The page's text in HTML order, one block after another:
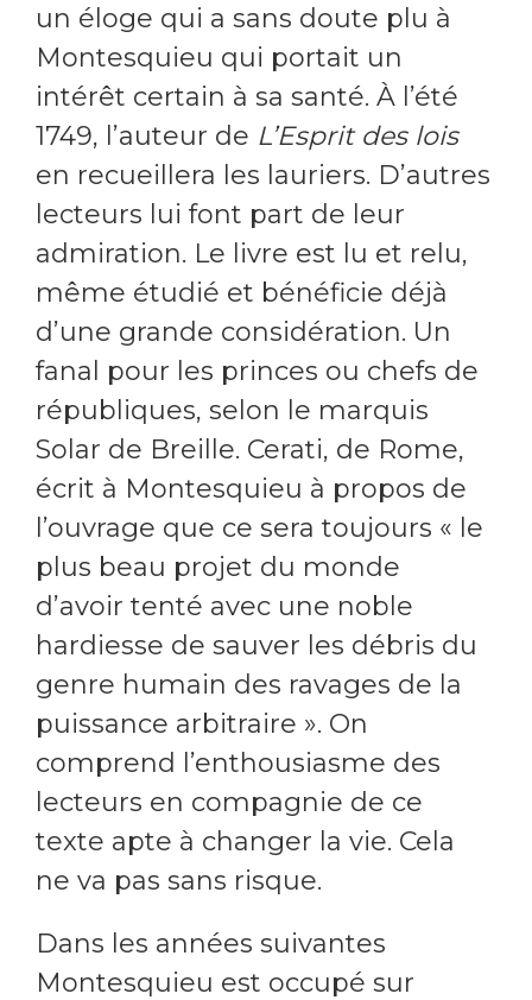
un éloge qui a sans doute plu à
Montesquieu qui portait un
intérêt certain à sa santé. À l’été
1749, l’auteur de L’Esprit des lois
en recueillera les lauriers. D’autres
lecteurs lui font part de leur
admiration. Le livre est lu et relu,
même étudié et bénéficie déjà
d’une grande considération. Un
fanal pour les princes ou chefs de
républiques, selon le marquis
Solar de Breille. Cerati, de Rome,
écrit à Montesquieu à propos de
l’ouvrage que ce sera toujours « le
plus beau projet du monde
d’avoir tenté avec une noble
hardiesse de sauver les débris du
genre humain des ravages de la
puissance arbitraire ». On
comprend l’enthousiasme des
lecteurs en compagnie de ce
texte apte à changer la vie. Cela
ne va pas sans risque.
Dans les années suivantes
Montesquieu est occupé sur